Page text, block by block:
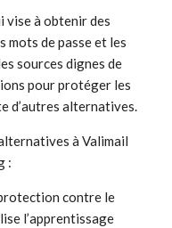
vise à obtenir des
mots de passe et les
sources dignes de
pour protéger les
d’autres alternatives.
à Valimail
:
contre le
l’apprentissage